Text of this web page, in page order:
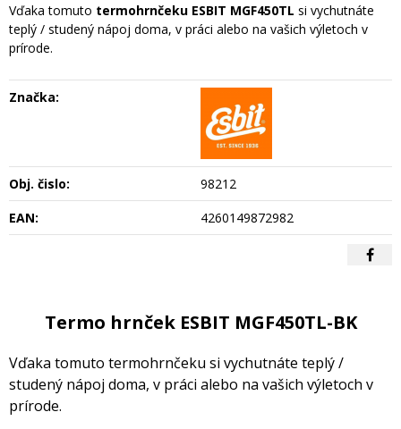
Vďaka tomuto termohrnčeku ESBIT MGF450TL si vychutnáte
teplý / studený nápoj doma, v práci alebo na vašich výletoch v
prírode.
Značka:
Obj. čislo:
98212
EAN:
4260149872982
Termo hrnček ESBIT MGF450TL-BK
Vďaka tomuto termohrnčeku si vychutnáte teplý /
studený nápoj doma, v práci alebo na vašich výletoch v
prírode.